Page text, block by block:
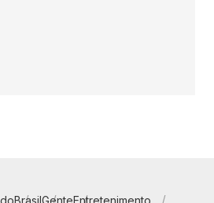
BrasilGenteEntretenimento